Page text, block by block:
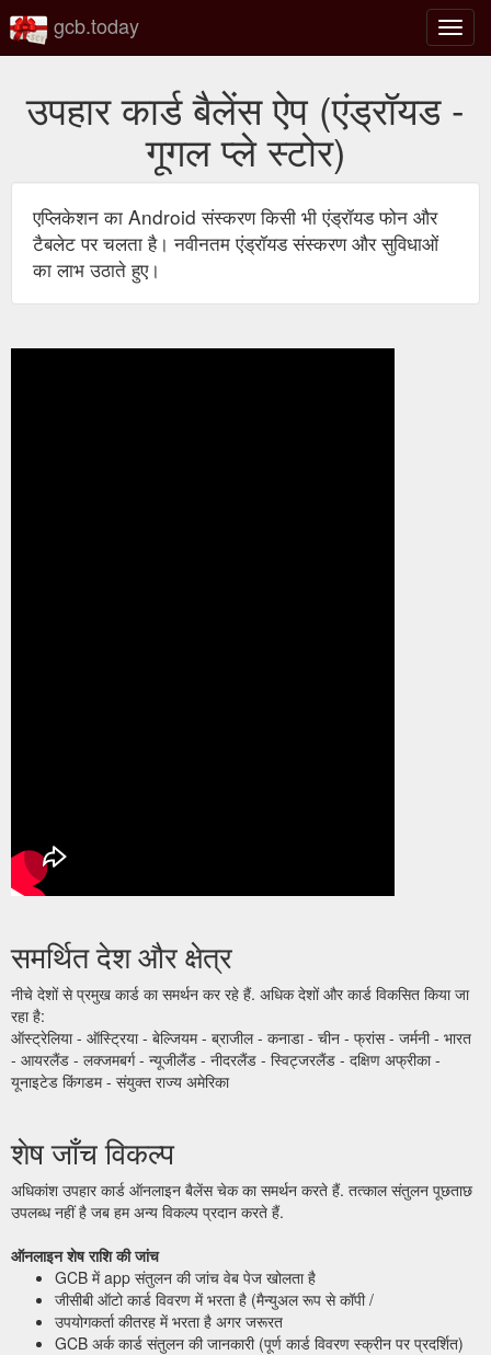
टॉगल
gcb.today
उपहार कार्ड बैलेंस ऐप (एंड्रॉयड -
गूगल प्ले स्टोर)
एप्लिकेशन का Android संस्करण किसी भी एंड्रॉयड फोन और
टैबलेट पर चलता है। नवीनतम एंड्रॉयड संस्करण और सुविधाओं
का लाभ उठाते हुए।
समर्थित देश और क्षेत्र
नीचे देशों से प्रमुख कार्ड का समर्थन कर रहे हैं. अधिक देशों और कार्ड विकसित किया जा
रहा है:
ऑस्ट्रेलिया - ऑस्ट्रिया - बेल्जियम - ब्राजील - कनाडा - चीन - फ्रांस - जर्मनी - भारत
- आयरलैंड - लक्जमबर्ग - न्यूजीलैंड - नीदरलैंड - स्विट्जरलैंड - दक्षिण अफ्रीका -
यूनाइटेड किंगडम - संयुक्त राज्य अमेरिका
शेष जाँच विकल्प
अधिकांश उपहार कार्ड ऑनलाइन बैलेंस चेक का समर्थन करते हैं. तत्काल संतुलन पूछताछ
उपलब्ध नहीं है जब हम अन्य विकल्प प्रदान करते हैं.
ऑनलाइन शेष राशि की जांच
GCB में app संतुलन की जांच वेब पेज खोलता है
जीसीबी ऑटो कार्ड विवरण में भरता है (मैन्युअल रूप से कॉपी /
उपयोगकर्ता कीतरह में भरता है अगर जरूरत
GCB अर्क कार्ड संतुलन की जानकारी (पूर्ण कार्ड विवरण स्क्रीन पर प्रदर्शित)